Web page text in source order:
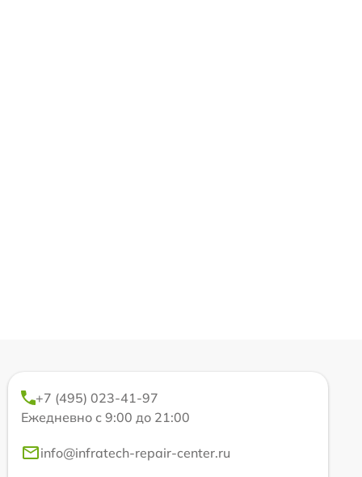
+7 (495) 023-41-97
Ежедневно с 9:00 до 21:00
info@infratech-repair-center.ru